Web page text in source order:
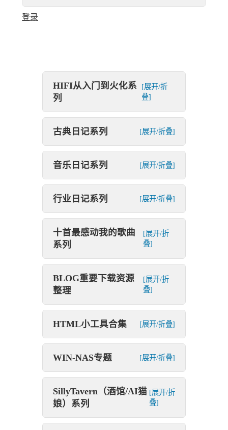
登录
HIFI从入门到火化系
列
[展开/折
叠]
古典日记系列 [展开/折叠]
音乐日记系列 [展开/折叠]
行业日记系列 [展开/折叠]
十首最感动我的歌曲
系列
[展开/折
叠]
BLOG重要下载资源
整理
[展开/折
叠]
HTML小工具合集 [展开/折叠]
WIN-NAS专题 [展开/折叠]
SillyTavern（酒馆/AI猫
娘）系列
[展开/折
叠]